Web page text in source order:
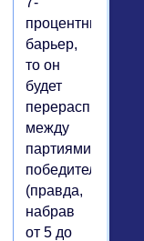
процентный
барьер,
то он
будет
между
партиями-
(правда,
набрав
от 5 до